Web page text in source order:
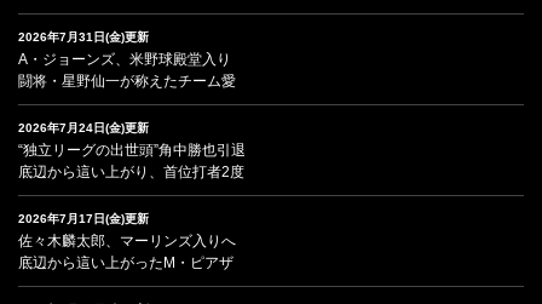
2026年7月31日(金)更新
A・ジョーンズ、米野球殿堂入り
闘将・星野仙一が称えたチーム愛
2026年7月24日(金)更新
“独立リーグの出世頭”角中勝也引退
底辺から這い上がり、首位打者2度
2026年7月17日(金)更新
佐々木麟太郎、マーリンズ入りへ
底辺から這い上がったM・ピアザ